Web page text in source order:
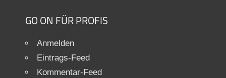
GO ON FÜR PROFIS
Anmelden
Eintrags-Feed
Kommentar-Feed